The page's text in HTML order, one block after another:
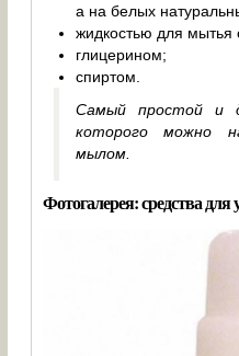
а на белых
жидкостью для мытья
глицерином;
спиртом.
Самый простой и
которого можно
мылом.
Фотогалерея: средства